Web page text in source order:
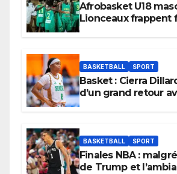
Afrobasket U18
Lionceaux frappent
BASKETBALL SPORT
Basket : Cierra
d’un grand retour
BASKETBALL SPORT
Finales NBA :
de Trump et